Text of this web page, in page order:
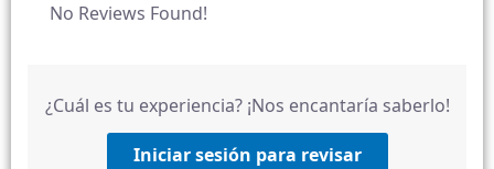
No Reviews Found!
¿Cuál es tu experiencia? ¡Nos encantaría saberlo!
Iniciar sesión para revisar